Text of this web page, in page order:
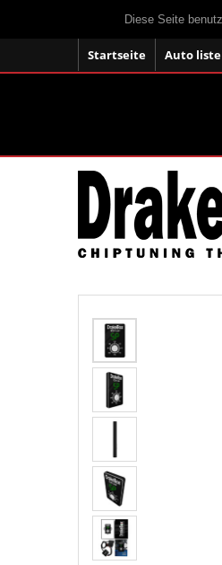
Diese Seite
Startseite Auto liste